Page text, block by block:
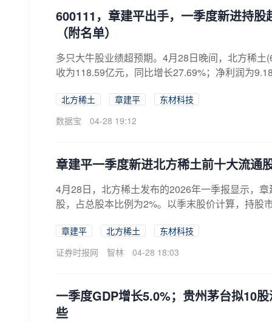
600111，章建平出手，一季度新进持
（附名单）
多只大牛股业绩超预期。4月28日晚间，北方稀
收为118.59亿元，同比增长27.69%；净利润为
北方稀土 章建平
东材科技
数据宝
04-28 19:12
章建平一季度新进北方稀土前十大流通
4月28日，北方稀土发布的2026年一季报显示，
股，占总股本比例为2%。以季末股价计算，持股
章建平 北方稀土
东材科技
证券时报网
智林 04-28 18:03
一季度GDP增长5.0%；贵州茅台拟10
些